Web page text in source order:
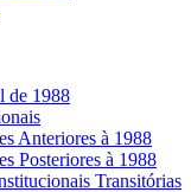
de 1988
Anteriores à 1988
Posteriores à 1988
Transitórias